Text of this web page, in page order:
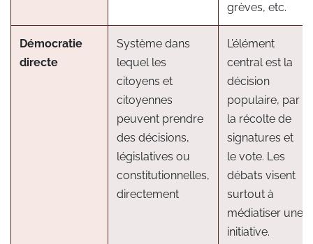
grèves, etc.
Démocratie
directe
Système dans
lequel les
citoyens et
citoyennes
peuvent prendre
des décisions,
législatives ou
constitutionnelles,
directement
L’élément
central est la
décision
populaire, par
la récolte de
signatures et
le vote. Les
débats visent
surtout à
médiatiser une
initiative.